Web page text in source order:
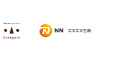
NPO法人農家
のこせがれネ
ットワーク
エヌエヌ生命保険株式会社